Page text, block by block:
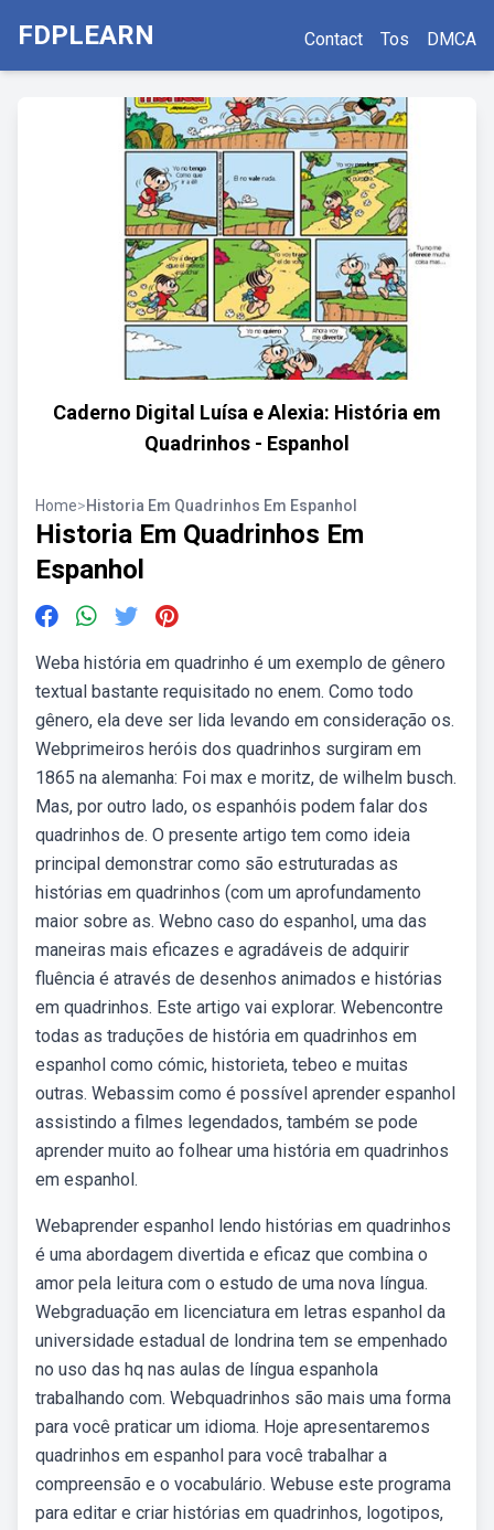
FDPLEARN Contact Tos DMCA
Caderno Digital Luísa e Alexia: História em
Quadrinhos - Espanhol
Home>Historia Em Quadrinhos Em Espanhol
Historia Em Quadrinhos Em
Espanhol
Weba história em quadrinho é um exemplo de gênero
textual bastante requisitado no enem. Como todo
gênero, ela deve ser lida levando em consideração os.
Webprimeiros heróis dos quadrinhos surgiram em
1865 na alemanha: Foi max e moritz, de wilhelm busch.
Mas, por outro lado, os espanhóis podem falar dos
quadrinhos de. O presente artigo tem como ideia
principal demonstrar como são estruturadas as
histórias em quadrinhos (com um aprofundamento
maior sobre as. Webno caso do espanhol, uma das
maneiras mais eficazes e agradáveis de adquirir
fluência é através de desenhos animados e histórias
em quadrinhos. Este artigo vai explorar. Webencontre
todas as traduções de história em quadrinhos em
espanhol como cómic, historieta, tebeo e muitas
outras. Webassim como é possível aprender espanhol
assistindo a filmes legendados, também se pode
aprender muito ao folhear uma história em quadrinhos
em espanhol.
Webaprender espanhol lendo histórias em quadrinhos
é uma abordagem divertida e eficaz que combina o
amor pela leitura com o estudo de uma nova língua.
Webgraduação em licenciatura em letras espanhol da
universidade estadual de londrina tem se empenhado
no uso das hq nas aulas de língua espanhola
trabalhando com. Webquadrinhos são mais uma forma
para você praticar um idioma. Hoje apresentaremos
quadrinhos em espanhol para você trabalhar a
compreensão e o vocabulário. Webuse este programa
para editar e criar histórias em quadrinhos, logotipos,